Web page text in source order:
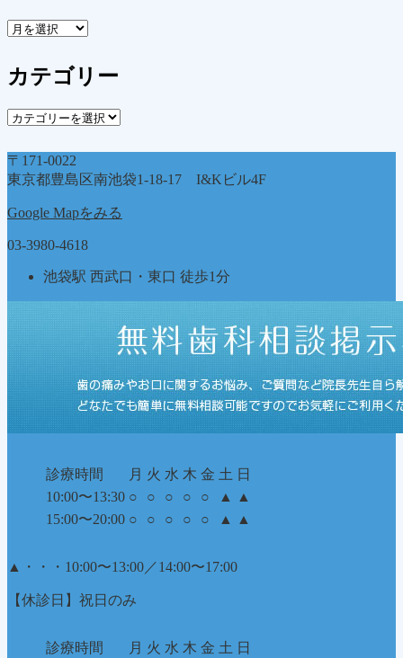
ア
カ
イ
カテゴリー
カ
ゴ
リ
〒171-0022
東京都豊島区南池袋1-18-17 I&Kビル4F
Google Mapをみる
03-3980-4618
池袋駅 西武口・東口 徒歩1分
診療時間 月 火 水 木 金 土 日
10:00〜13:30 ○ ○ ○ ○ ○ ▲
▲
15:00〜20:00 ○ ○ ○ ○ ○ ▲ ▲
▲ ・・・10:00〜13:00／14:00〜17:00
【休診日】祝日のみ
診療時間 月 火 水 木 金 土 日